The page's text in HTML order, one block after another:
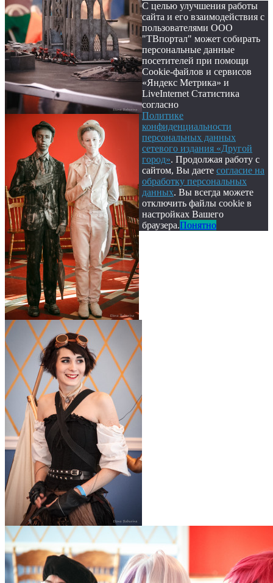
С целью улучшения работы
сайта и его взаимодействия с
пользователями ООО
"ТВпортал" может собирать
персональные данные
посетителей при помощи
Cookie-файлов и сервисов
«Яндекс Метрика» и
LiveInternet Статистика
согласно
Политике
конфиденциальности
персональных данных
сетевого издания «Другой
город». Продолжая работу с
сайтом, Вы даете согласие на
обработку персональных
данных. Вы всегда можете
отключить файлы cookie в
настройках Вашего
браузера.Понятно